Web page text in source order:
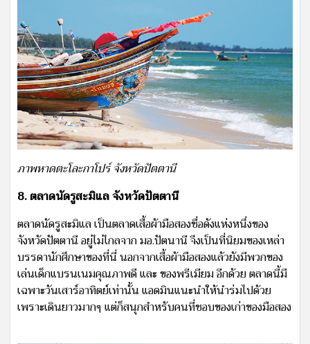
ภาพหาดตะโละกาโปร์ จังหวัดปัตตานี
8. ตลาดนัดรูสะมิแล จังหวัดปัตตานี
ตลาดนัดรูสะมิแล เป็นตลาดเสื้อผ้ามือสองชื่อดังแห่งหนึ่งของ
จังหวัดปัตตานี อยู่ไม่ไกลจาก มอ.ปัตนานี จึงเป็นที่นิยมของเหล่า
บรรดานักศึกษาของที่นี่ นอกจากเสื้อผ้ามือสองแล้วยังมีพวกของ
เล่นเด็กแบรนเนมคุณภาพดี และ ของพรีเมียม อีกด้วย ตลาดนี้มี
เฉพาะวันเสาร์อาทิตย์เท่านั้น แอดมินแนะนำให้นำร่มไปด้วย
เพราะเดินยาวมากๆ แต่ก็สนุกสำหรับคนที่ชอบของเก่าของมือสอง